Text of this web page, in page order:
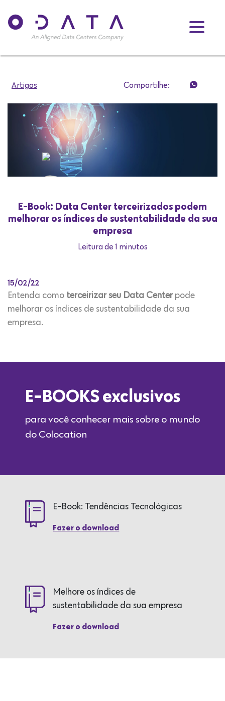
Artigos Compartilhe:
E-Book: Data Center terceirizados podem
melhorar os índices de sustentabilidade da sua
empresa
Leitura de 1 minutos
15/02/22
Entenda como terceirizar seu Data Centerpode
melhorar os índices de sustentabilidade da sua
empresa.
E-BOOKS exclusivos
para você conhecer mais sobre o mundo
do Colocation
E-Book: Tendências Tecnológicas
Fazer o download
Melhore os índices de
sustentabilidade da sua empresa
Fazer o download